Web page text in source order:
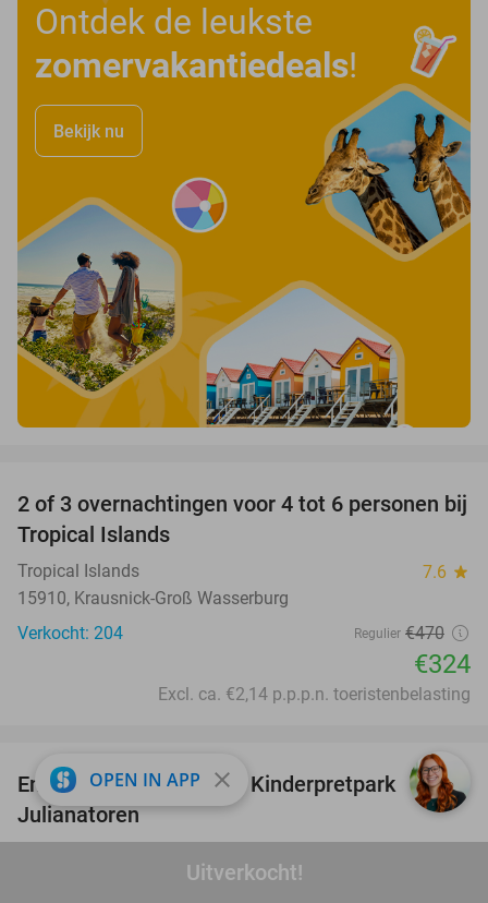
Uitverkocht!
Ontdek de leukste
zomervakantiedeals!
Bekijk nu
31%
2 of 3 overnachtingen voor 4 tot 6 personen bij
Tropical Islands
Tropical Islands 7.6 star
15910, Krausnick-Groß Wasserburg
Verkocht: 204
Regulier €470
€324
Excl. ca. €2,14 p.p.p.n. toeristenbelasting
39%
Entree Sprookjesweken Kinderpretpark
Julianatoren
OPEN IN APP close